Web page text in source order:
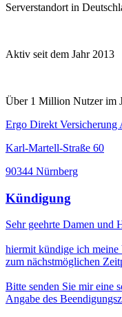
Serverstandort in
Aktiv seit dem Jahr 2013
Über 1 Million Nutzer im
Ergo Direkt Versicherung
Karl-Martell-Straße 60
90344 Nürnberg
Kündigung
Sehr geehrte Damen und
hiermit kündige ich meine
zum nächstmöglichen
Bitte senden Sie mir eine
Angabe des